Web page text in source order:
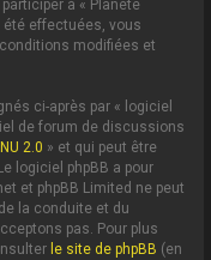
à « Planète
été effectuées, vous
modifiées et
ci-après par « logiciel
de forum de discussions
2.0 » et qui peut être
logiciel phpBB a pour
et phpBB Limited ne peut
la conduite et du
pas. Pour plus
le site de phpBB (en